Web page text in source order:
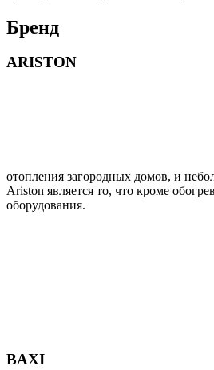
Бренд
ARISTON
отопления загородных домов, и
Ariston является то, что кроме
оборудования.
BAXI